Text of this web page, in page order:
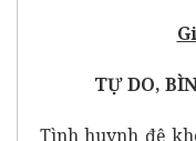
TỰ DO,
Tình huynh đệ